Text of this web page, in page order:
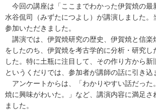
今回の講座は「ここまでわかった伊賀焼の最
水谷侃司（みずたにつよし）が講演しました。
参加いただきました。
講演では、伊賀焼研究の歴史、伊賀焼と信楽
をしたのち、伊賀焼を考古学的に分析・研究し
した。特に土瓶に注目して、その作り方から新
というくだりでは、参加者が講師の話に引き込
アンケートからは、「わかりやすい話だった
焼に興味がわいた。」など、講演内容に満足さ
ました。